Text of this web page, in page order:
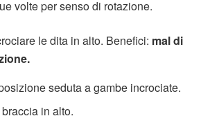
volte per senso di rotazione.
le dita in alto. Benefici: mal di
seduta a gambe incrociate.
in alto.